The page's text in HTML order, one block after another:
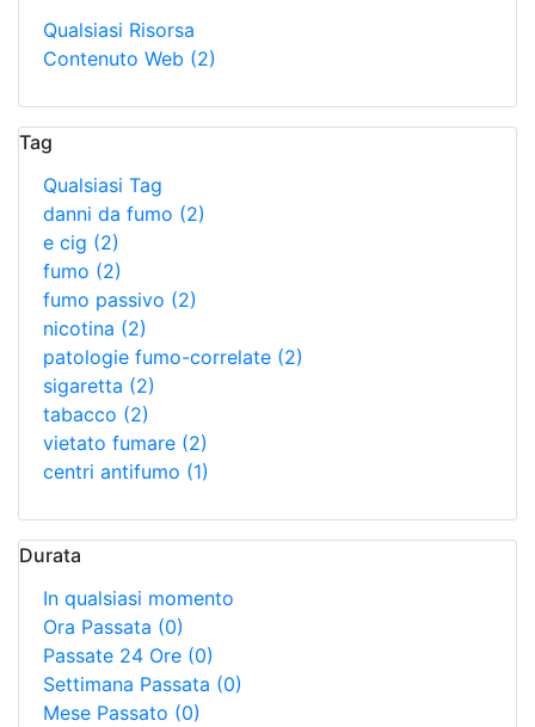
Qualsiasi Risorsa
Contenuto Web (2)
Tag
Qualsiasi Tag
danni da fumo (2)
e cig (2)
fumo (2)
fumo passivo (2)
nicotina (2)
patologie fumo-correlate (2)
sigaretta (2)
tabacco (2)
vietato fumare (2)
centri antifumo (1)
Durata
In qualsiasi momento
Ora Passata (0)
Passate 24 Ore (0)
Settimana Passata (0)
Mese Passato (0)